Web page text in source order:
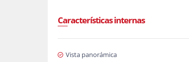
Características internas
Vista panorámica